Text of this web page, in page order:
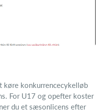
køre konkurrencecykelløb
For U17 og opefter koster
du et sæsonlicens efter